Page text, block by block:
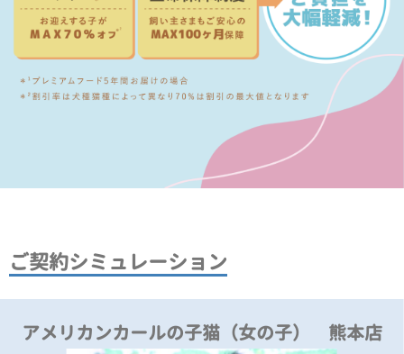
ご契約シミュレーション
アメリカンカールの子猫（女の子） 熊本店